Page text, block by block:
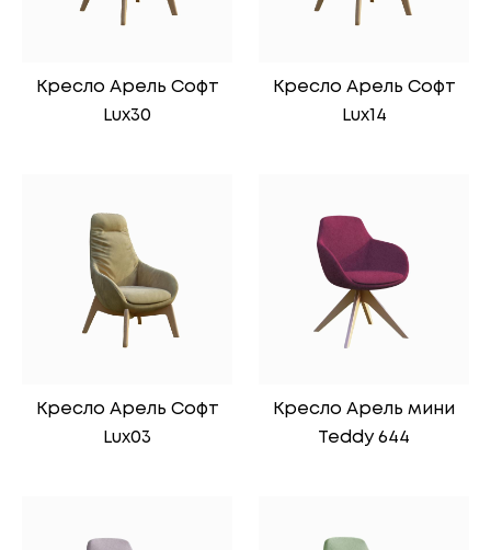
Кресло Арель Софт
Lux30
Кресло Арель Софт
Lux14
Кресло Арель Софт
Lux03
Кресло Арель мини
Teddy 644